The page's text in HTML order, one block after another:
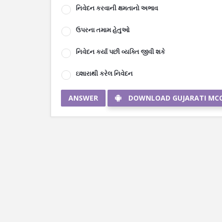
નિવેદન કરવાની ક્ષમતાનો અભાવ
ઉપરના તમામ હેતુઓ
નિવેદન કર્યા પછી વ્યક્તિ જીવી શકે
ઇશારાથી કરેલ નિવેદન
ANSWER DOWNLOAD GUJARATI